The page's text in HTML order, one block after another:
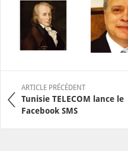
ARTICLE PRÉCÉDENT
Tunisie TELECOM lance le
Facebook SMS